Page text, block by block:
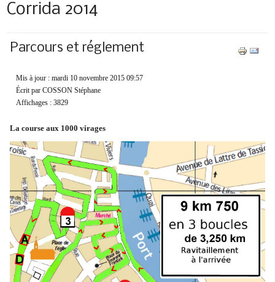
Corrida 2014
Parcours et réglement
Mis à jour : mardi 10 novembre 2015 09:57
Écrit par COSSON Stéphane
Affichages : 3829
La course aux 1000 virages